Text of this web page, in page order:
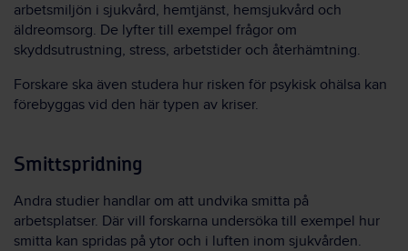
arbetsmiljön i sjukvård, hemtjänst, hemsjukvård och
äldreomsorg. De lyfter till exempel frågor om
skyddsutrustning, stress, arbetstider och återhämtning.
Forskare ska även studera hur risken för psykisk ohälsa kan
förebyggas vid den här typen av kriser.
Smittspridning
Andra studier handlar om att undvika smitta på
arbetsplatser. Där vill forskarna undersöka till exempel hur
smitta kan spridas på ytor och i luften inom sjukvården.